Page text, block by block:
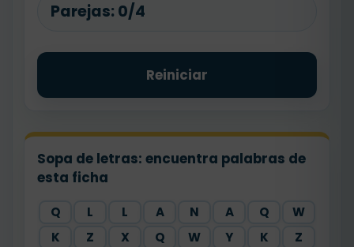
Parejas: 0/4
Reiniciar
Sopa de letras: encuentra palabras de
esta ficha
Q L L A N A Q
W
K
Z X Q W Y K
Z